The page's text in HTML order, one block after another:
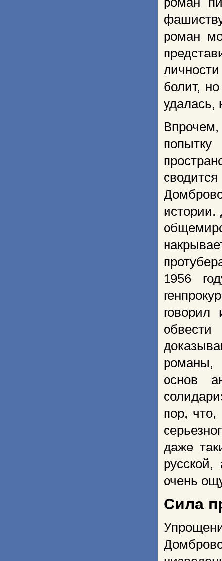
роман
болит,
удалась,
истории.
1956
говорил
романы,
основ
пор, что,
даже
русской,
очень
Сила